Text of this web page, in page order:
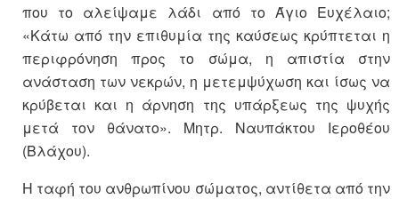
που το αλείψαμε λάδι από το Άγιο Ευχέλαιο;
«Κάτω από την επιθυμία της καύσεως κρύπτεται η
περιφρόνηση προς το σώμα, η απιστία στην
ανάσταση των νεκρών, η μετεμψύχωση και ίσως να
κρύβεται και η άρνηση της υπάρξεως της ψυχής
μετά τον θάνατο». Μητρ. Ναυπάκτου Ιεροθέου
(Βλάχου).
Η ταφή του ανθρωπίνου σώματος, αντίθετα από την